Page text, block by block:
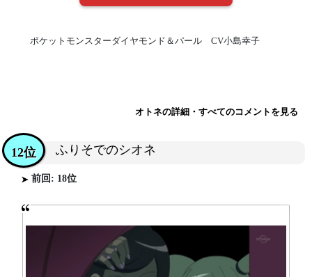
ポケットモンスターダイヤモンド＆パール CV小島幸子
オトネの詳細・すべてのコメントを見る
ふりそでのシオネ
12位
前回: 18位